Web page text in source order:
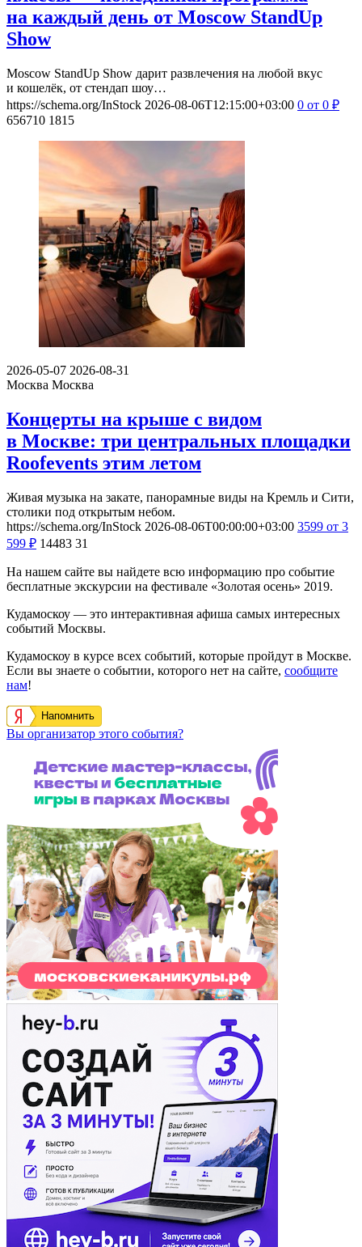
на каждый день от Moscow StandUp
Show
Moscow StandUp Show дарит развлечения на любой вкус
и кошелёк, от стендап шоу…
https://schema.org/InStock 2026-08-06T12:15:00+03:00 0 от 0 ₽
656710 1815
2026-05-07 2026-08-31
Москва Москва
Концерты на крыше с видом
в Москве: три центральных площадки
Roofevents этим летом
Живая музыка на закате, панорамные виды на Кремль и Сити,
столики под открытым небом.
https://schema.org/InStock 2026-08-06T00:00:00+03:00 3599 от 3
599 ₽ 14483 31
На нашем сайте вы найдете всю информацию про событие
бесплатные экскурсии на фестивале «Золотая осень» 2019.
Кудамоскоу — это интерактивная афиша самых интересных
событий Москвы.
Кудамоскоу в курсе всех событий, которые пройдут в Москве.
Если вы знаете о событии, которого нет на сайте, сообщите
нам!
Напомнить
Вы организатор этого события?